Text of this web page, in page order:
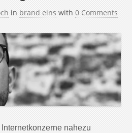
in brand eins with 0 Comments
nahezu